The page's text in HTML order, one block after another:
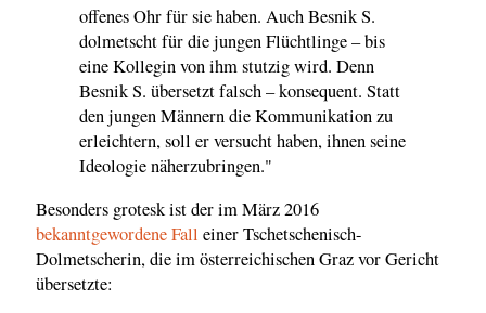
offenes Ohr für sie haben. Auch Besnik S.
dolmetscht für die jungen Flüchtlinge – bis
eine Kollegin von ihm stutzig wird. Denn
Besnik S. übersetzt falsch – konsequent. Statt
den jungen Männern die Kommunikation zu
erleichtern, soll er versucht haben, ihnen seine
Ideologie näherzubringen."
Besonders grotesk ist der im März 2016
bekanntgewordene Fall einer Tschetschenisch-
Dolmetscherin, die im österreichischen Graz vor Gericht
übersetzte: